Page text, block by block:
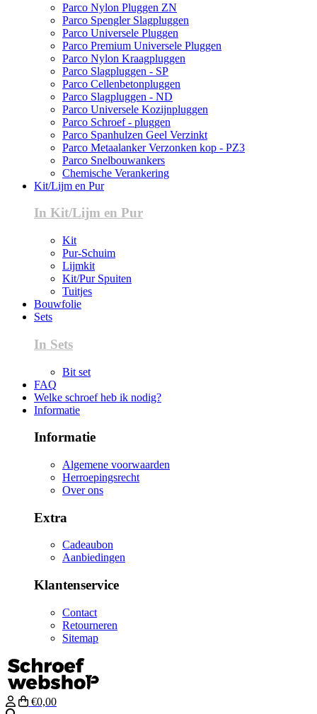
Parco Nylon Pluggen ZN
Parco Spengler Slagpluggen
Parco Universele Pluggen
Parco Premium Universele Pluggen
Parco Nylon Kraagpluggen
Parco Slagpluggen - SP
Parco Cellenbetonpluggen
Parco Slagpluggen - ND
Parco Universele Kozijnpluggen
Parco Schroef - pluggen
Parco Spanhulzen Geel Verzinkt
Parco Metaalanker Verzonken kop - PZ3
Parco Snelbouwankers
Chemische Verankering
Kit/Lijm en Pur
In Kit/Lijm en Pur
Kit
Pur-Schuim
Lijmkit
Kit/Pur Spuiten
Tuitjes
Bouwfolie
Sets
In Sets
Bit set
FAQ
Welke schroef heb ik nodig?
Informatie
Informatie
Algemene voorwaarden
Herroepingsrecht
Over ons
Extra
Cadeaubon
Aanbiedingen
Klantenservice
Contact
Retourneren
Sitemap
€0,00